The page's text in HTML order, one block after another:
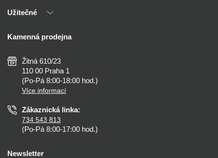
Kontakty
Výhody T-LED
Montáž
Nejčastější dotazy
Než koupíte
Osvětlení dle místnosti
Užitečné
Reklamace a vrácení
Zásady ochrany soukromí
Nastavení cookies
Prohlášení o přístupnosti
Kamenná prodejna
Žitná 610/23
110 00 Praha 1
(Po-Pá 8:00-18:00 hod.)
Více informací
Zákaznická linka:
734 543 813
(Po-Pá 8:00-17:00 hod.)
Newsletter